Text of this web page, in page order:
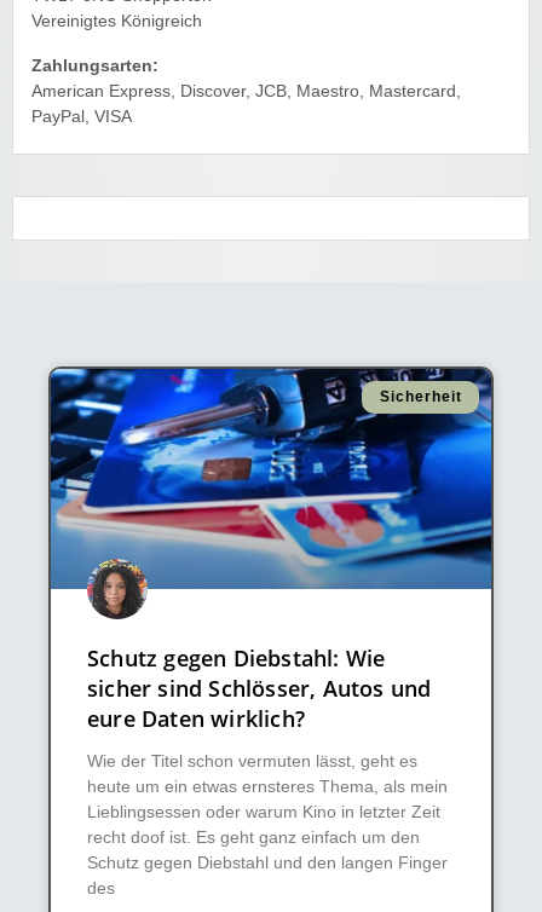
Vereinigtes Königreich
Zahlungsarten:
American Express, Discover, JCB, Maestro, Mastercard,
PayPal, VISA
Sicherheit
Schutz gegen Diebstahl: Wie
sicher sind Schlösser, Autos und
eure Daten wirklich?
Wie der Titel schon vermuten lässt, geht es
heute um ein etwas ernsteres Thema, als mein
Lieblingsessen oder warum Kino in letzter Zeit
recht doof ist. Es geht ganz einfach um den
Schutz gegen Diebstahl und den langen Finger
des